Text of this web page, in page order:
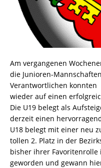
Am vergangenen
die Junioren-
Verantwortlichen konnten
wieder auf einen
Die U19 belegt als
derzeit einen
U18 belegt mit einer neu
tollen 2. Platz in der
bisher ihrer Favoritenrolle
geworden und gewann